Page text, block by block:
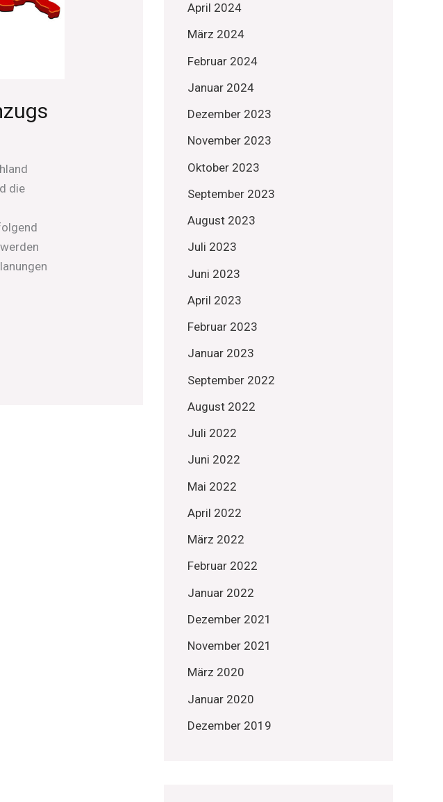
die
April 2024
März 2024
Februar 2024
Januar 2024
Dezember 2023
November 2023
Oktober 2023
September 2023
August 2023
Juli 2023
Juni 2023
April 2023
Februar 2023
Januar 2023
September 2022
August 2022
Juli 2022
Juni 2022
Mai 2022
April 2022
März 2022
Februar 2022
Januar 2022
Dezember 2021
November 2021
März 2020
Januar 2020
Dezember 2019